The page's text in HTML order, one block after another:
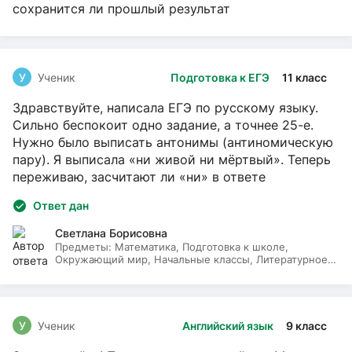
сохранится ли прошлый результат
Подготовка к ЕГЭ 11 класс
У Ученик
Здравствуйте, написала ЕГЭ по русскому языку.
Сильно беспокоит одно задание, а точнее 25-е.
Нужно было выписать антонимы (антиномическую
пару). Я выписала «ни живой ни мёртвый». Теперь
переживаю, засчитают ли «ни» в ответе
Ответ дан
Светлана Борисовна
Предметы: Математика, Подготовка к школе,
Окружающий мир, Начальные классы, Литературное
Английский язык 9 класс
У Ученик